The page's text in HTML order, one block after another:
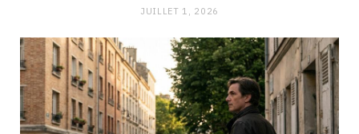
JUILLET 1, 2026